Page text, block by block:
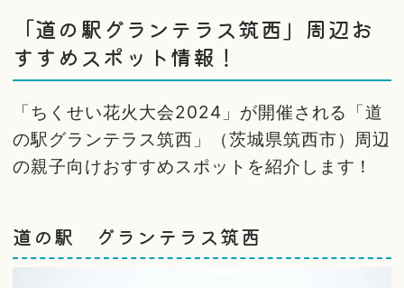
「道の駅グランテラス筑西」周辺お
すすめスポット情報！
「ちくせい花火大会2024」が開催される「道
の駅グランテラス筑西」（茨城県筑西市）周辺
の親子向けおすすめスポットを紹介します！
道の駅 グランテラス筑西